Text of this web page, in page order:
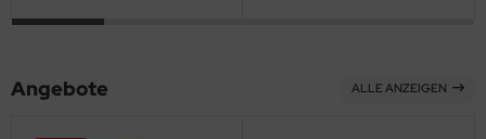
Angebote ALLE ANZEIGEN